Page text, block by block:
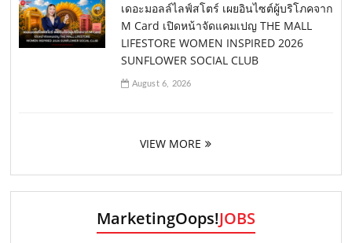
เดอะมอลล์ไลฟ์สโตร์ เผยอินไซต์ผู้บริโภคจาก
M Card เปิดหน้าจัดแคมเปญ THE MALL
LIFESTORE WOMEN INSPIRED 2026
SUNFLOWER SOCIAL CLUB
August 6, 2026
VIEW MORE
MarketingOops!JOBS